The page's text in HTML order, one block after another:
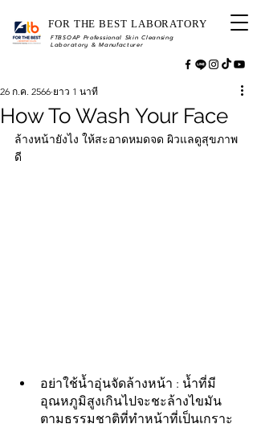
FTBSOAP Professional Skin Cleansing
Laboratory & Manufacturer
FOR THE BEST LABORATORY
How To Wash Your Face
26 ก.ค. 2566 ยาว 1 นาที
ล้างหน้ายังไง ให้สะอาดหมดจด ผิวแลดูสุขภาพ
ดี
อย่าใช้น้ำอุ่นจัดล้างหน้า : น้ำที่มี
อุณหภูมิสูงเกินไปจะชะล้างไขมัน
ตามธรรมชาติที่ทำหน้าที่เป็นเกราะ